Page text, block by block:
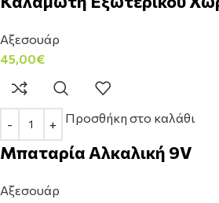
Αξεσουάρ
45,00€
Προσθήκη στο καλάθι
Μπαταρία Αλκαλική 9V
Αξεσουάρ